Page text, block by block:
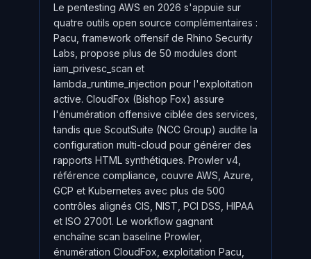
Le pentesting AWS en 2026 s'appuie sur
quatre outils open source complémentaires :
Pacu, framework offensif de Rhino Security
Labs, propose plus de 50 modules dont
iam_privesc_scan et
lambda_runtime_injection pour l'exploitation
active. CloudFox (Bishop Fox) assure
l'énumération offensive ciblée des services,
tandis que ScoutSuite (NCC Group) audite la
configuration multi-cloud pour générer des
rapports HTML synthétiques. Prowler v4,
référence compliance, couvre AWS, Azure,
GCP et Kubernetes avec plus de 500
contrôles alignés CIS, NIST, PCI DSS, HIPAA
et ISO 27001. Le workflow gagnant
enchaîne scan baseline Prowler,
énumération CloudFox, exploitation Pacu,